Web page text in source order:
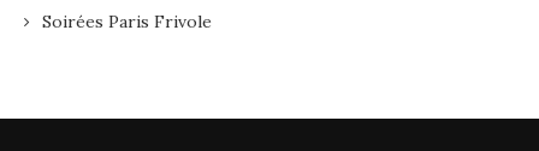
Soirées Paris Frivole